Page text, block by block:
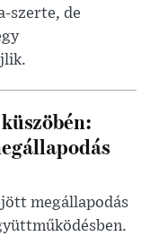
szerte, de
megállapodás